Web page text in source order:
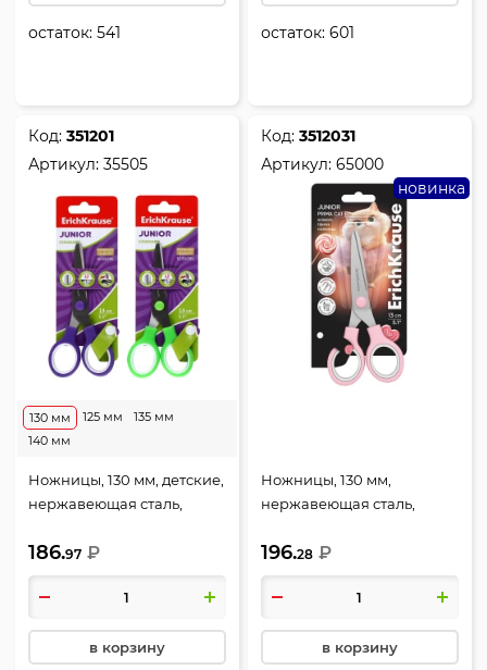
остаток:541 остаток:601
Код:351201
Артикул:35505
125 мм
130 мм
135 мм
140 мм
Ножницы, 130 мм, детские,
нержавеющая сталь,
вида, Юниор, Erich Krause,
35505
186.97 ₽
в корзину
Код:3512031
Артикул:65000
новинка
Ножницы, 130 мм,
нержавеющая сталь,
вставки, европодвес,
Юниор, Прима-кошка,
Erich Krause, 65000
196.28 ₽
в корзину